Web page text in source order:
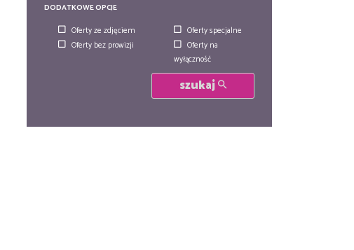
DODATKOWE OPCJE
Oferty ze zdjęciem
Oferty specjalne
Oferty bez prowizji
Oferty na
wyłączność
szukaj